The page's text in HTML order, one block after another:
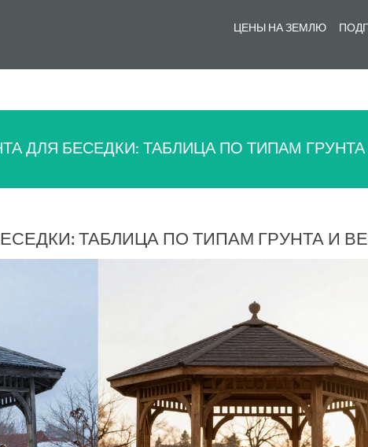
ЦЕНЫ НА ЗЕМЛЮ
ДЛЯ БЕСЕДКИ: ТАБЛИЦА ПО ТИПАМ ГРУНТА
ТАБЛИЦА ПО ТИПАМ ГРУНТА И